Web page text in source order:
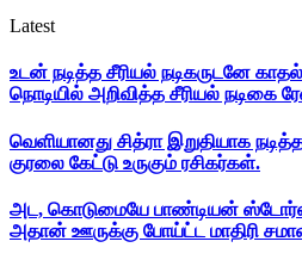
Latest
உடன் நடித்த சீரியல் நடிகருடனே
நொடியில் அறிவித்த சீரியல் நடிகை
வெளியானது சித்ரா இறுதியாக
குரலை கேட்டு உருகும் ரசிகர்கள்.
அட, கொடுமையே பாண்டியன் ஸ்டோர்ஸ்
அதான் ஊருக்கு போய்ட்ட மாதிரி